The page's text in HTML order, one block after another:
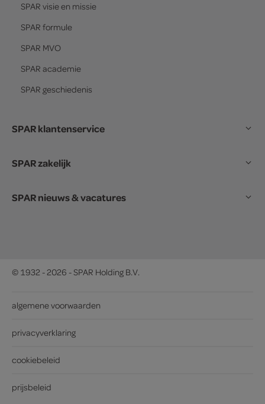
SPAR visie en missie
SPAR formule
SPAR MVO
SPAR academie
SPAR geschiedenis
SPAR klantenservice
SPAR zakelijk
SPAR nieuws & vacatures
© 1932 - 2026 - SPAR Holding B.V.
algemene voorwaarden
privacyverklaring
cookiebeleid
prijsbeleid